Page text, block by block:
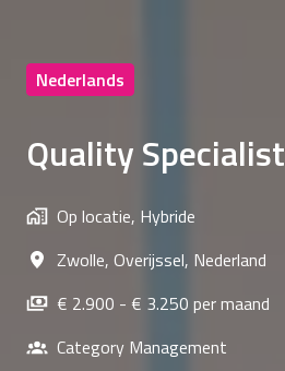
Nederlands
Quality Specialist
Op locatie, Hybride
Zwolle, Overijssel, Nederland
€ 2.900 - € 3.250 per maand
Category Management